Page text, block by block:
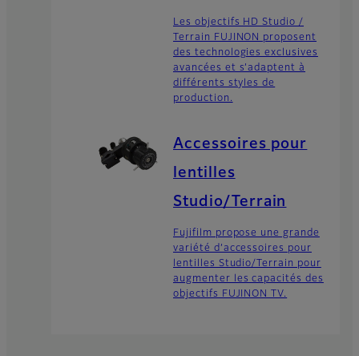
Les objectifs HD Studio /
Terrain FUJINON proposent
des technologies exclusives
avancées et s’adaptent à
différents styles de
production.
Accessoires pour
lentilles
Studio/Terrain
Fujifilm propose une grande
variété d’accessoires pour
lentilles Studio/Terrain pour
augmenter les capacités des
objectifs FUJINON TV.